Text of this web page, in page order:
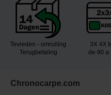
Tevreden - omruiling
Terugbetaling
3X 4X
de 90 a
Chronocarpe.com